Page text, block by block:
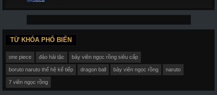
TỪ KHÓA PHỔ BIẾN
one piece đảo hải tặc bảy viên ngọc rồng siêu cấp
boruto naruto thế hệ kế tiếp dragon ball bảy viên ngọc rồng naruto
7 viên ngọc rồng